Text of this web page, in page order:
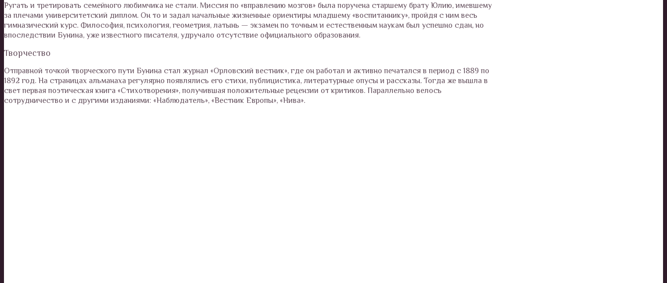
Ругать и третировать семейного любимчика не стали. Миссия по «вправлению мозгов» была поручена старшему брату Юлию, имевшему
за плечами университетский диплом. Он то и задал начальные жизненные ориентиры младшему «воспитаннику», пройдя с ним весь
гимназический курс. Философия, психология, геометрия, латынь — экзамен по точным и естественным наукам был успешно сдан, но
впоследствии Бунина, уже известного писателя, удручало отсутствие официального образования.
Творчество
Отправной точкой творческого пути Бунина стал журнал «Орловский вестник», где он работал и активно печатался в период с 1889 по
1892 год. На страницах альманаха регулярно появлялись его стихи, публицистика, литературные опусы и рассказы. Тогда же вышла в
свет первая поэтическая книга «Стихотворения», получившая положительные рецензии от критиков. Параллельно велось
сотрудничество и с другими изданиями: «Наблюдатель», «Вестник Европы», «Нива».